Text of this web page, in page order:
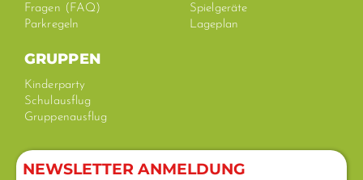
Fragen (FAQ)
Parkregeln
Spielgeräte
Lageplan
GRUPPEN
Kinderparty
Schulausflug
Gruppenausflug
NEWSLETTER ANMELDUNG​